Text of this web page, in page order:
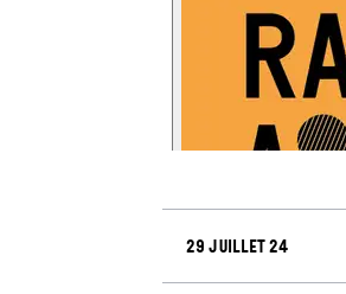
29 juillet 24